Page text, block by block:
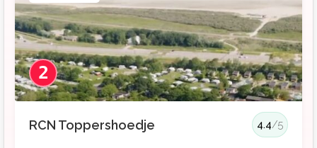
2
RCN Toppershoedje 4.4/5